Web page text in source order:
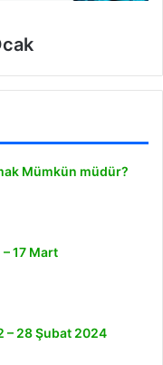
Mümkün müdür?
17 Mart
– 28 Şubat 2024